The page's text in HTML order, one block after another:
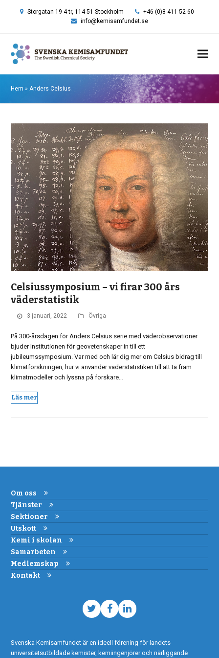
Storgatan 19 4 tr, 114 51 Stockholm
+46 (0)8-411 52 60
info@kemisamfundet.se
Hem »Anders Celsius
Celsiussymposium – vi firar 300 års
väderstatistik
3 januari, 2022 Övriga
På 300-årsdagen för Anders Celsius serie med väderobservationer
bjuder Institutionen för geovetenskaper in till ett
jubileumssymposium. Var med och lär dig mer om Celsius bidrag till
klimatforskningen, hur vi använder väderstatistiken till att ta fram
klimatmodeller och lyssna på forskare…
Läs mer
Om oss
Tjänster
Sektioner
Utskott
Kemi i skolan
Samarbeten
Medlemskap
Kontakt
TwitterFacebook
LinkedIn
Svenska Kemisamfundet är en ideell förening för landets
universitetsutbildade kemister, kemiingenjörer och närliggande